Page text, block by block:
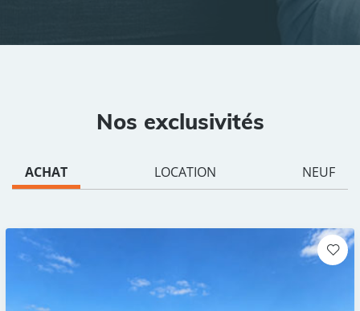
Nos exclusivités
ACHAT LOCATION NEUF